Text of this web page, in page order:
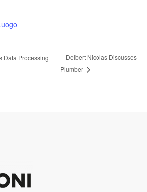
Data Processing
Delbert Nicolas Discusses
Plumber